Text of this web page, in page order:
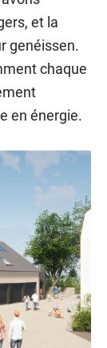
et la
genéissen.
chaque
en énergie.